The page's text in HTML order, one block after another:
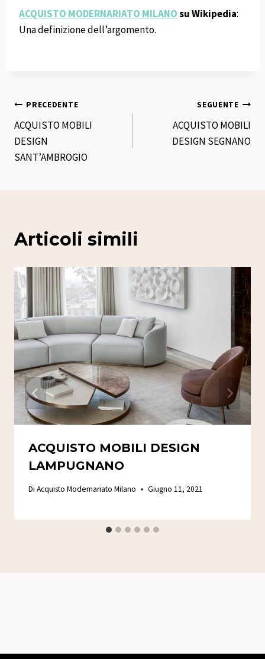
ACQUISTO MODERNARIATO MILANOsu Wikipedia:
Una definizione dell’argomento.
Navigazione
articoli
PRECEDENTE
ACQUISTO MOBILI
DESIGN
SANT’AMBROGIO
SEGUENTE
ACQUISTO MOBILI
DESIGN SEGNANO
Articoli simili
ACQUISTO MOBILI DESIGN
LAMPUGNANO
Di Acquisto Modernariato Milano Giugno 11, 2021